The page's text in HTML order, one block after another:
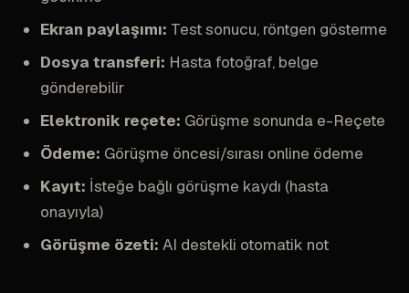
Ekran paylaşımı: Test sonucu, röntgen gösterme
Dosya transferi: Hasta fotoğraf, belge
gönderebilir
Elektronik reçete: Görüşme sonunda e-Reçete
Ödeme: Görüşme öncesi/sırası online ödeme
Kayıt: İsteğe bağlı görüşme kaydı (hasta
onayıyla)
Görüşme özeti: AI destekli otomatik not